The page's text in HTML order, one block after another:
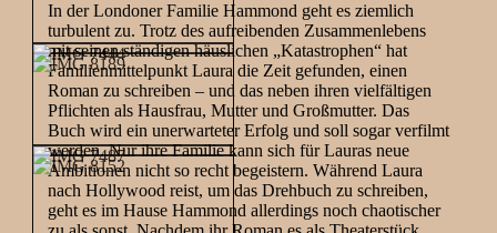
In der Londoner Familie Hammond geht es ziemlich
turbulent zu. Trotz des aufreibenden Zusammenlebens
mit seinen ständigen häuslichen „Katastrophen“ hat
Familienmittelpunkt Laura die Zeit gefunden, einen
Roman zu schreiben – und das neben ihren vielfältigen
Pflichten als Hausfrau, Mutter und Großmutter. Das
Buch wird ein unerwarteter Erfolg und soll sogar verfilmt
werden. Nur ihre Familie kann sich für Lauras neue
Ambitionen nicht so recht begeistern. Während Laura
nach Hollywood reist, um das Drehbuch zu schreiben,
geht es im Hause Hammond allerdings noch chaotischer